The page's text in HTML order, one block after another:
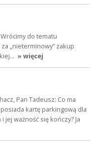
do tematu
„nieterminowy” zakup
» więcej
Pan Tadeusz: Co ma
kartę parkingową dla
jej ważność się kończy? Ja